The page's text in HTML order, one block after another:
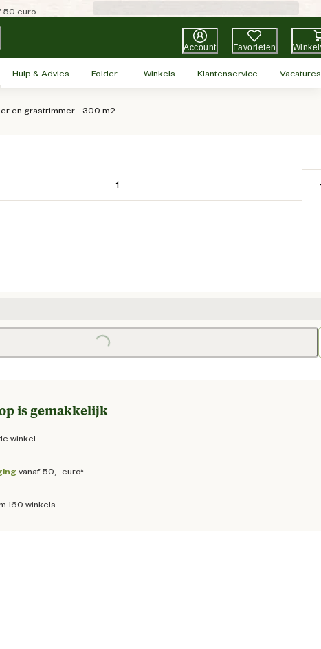
50 euro
Account Favorieten
Hulp & Advies Folder Winkels Klantenservice Vacatures
en grastrimmer - 300 m2
Loading...
is gemakkelijk
winkel.
vanaf 50,- euro*
160 winkels